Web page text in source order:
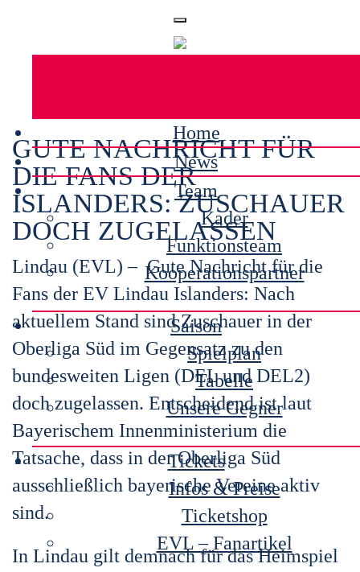
Home
News
Team
Kader
Funktionsteam
Kooperationspartner
Saison
Spielplan
Tabelle
Unsere Gegner
Tickets
Infos & Preise
Ticketshop
EVL – Fanartikel
GUTE NACHRICHT FÜR
DIE FANS DER
ISLANDERS: ZUSCHAUER
DOCH ZUGELASSEN
Lindau (EVL) – Gute Nachricht für die
Fans der EV Lindau Islanders: Nach
aktuellem Stand sind Zuschauer in der
Oberliga Süd im Gegensatz zu den
bundesweiten Ligen (DEL und DEL2)
doch zugelassen. Entscheidend ist laut
Bayerischem Innenministerium die
Tatsache, dass in der Oberliga Süd
ausschließlich bayerische Vereine aktiv
sind.
In Lindau gilt demnach für das Heimspiel